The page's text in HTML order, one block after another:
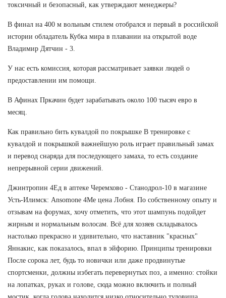
токсичный и безопасный, как утверждают менеджеры?
В финал на 400 м вольным стилем отобрался и первый в российской
истории обладатель Кубка мира в плавании на открытой воде
Владимир Дятчин - 3.
У нас есть комиссия, которая рассматривает заявки людей о
предоставлении им помощи.
В Афинах Пркачин будет зарабатывать около 100 тысяч евро в
месяц.
Как правильно бить кувалдой по покрышке В тренировке с
кувалдой и покрышкой важнейшую роль играет правильный замах
и перевод снаряда для последующего замаха, то есть создание
непрерывной серии движений.
Джинтропин 4Ед в аптеке Черемхово - Станодрол-10 в магазине
Усть-Илимск: Ansomone 4Me цена Лобня. По собственному опыту и
отзывам на форумах, хочу отметить, что этот шампунь подойдет
жирным и нормальным волосам. Всё для хозяев складывалось
настолько прекрасно и удивительно, что наставник "красных"
Яннакис, как показалось, впал в эйфорию. Принципы тренировки
После сорока лет, будь то новички или даже продвинутые
спортсменки, должны избегать перевернутых поз, а именно: стойки
на лопатках, руках и голове, сюда можно включить и полный